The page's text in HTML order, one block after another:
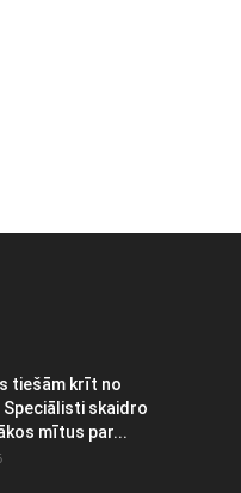
tiešām krīt no
Speciālisti skaidro
mītus par...